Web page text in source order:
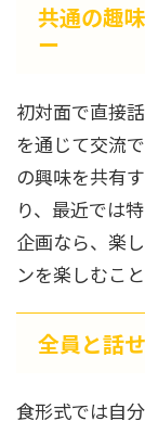
共通の趣
ー
初対面で直接
を通じて交流
の興味を共有
り、最近では
企画なら、楽
ンを楽しむこ
全員と話
食形式では自